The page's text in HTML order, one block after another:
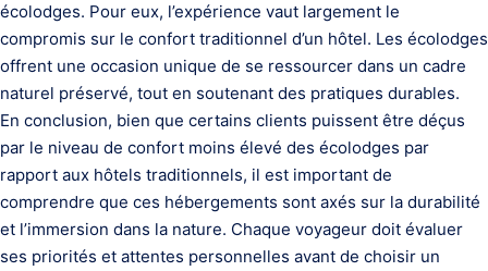
écolodges. Pour eux, l’expérience vaut largement le
compromis sur le confort traditionnel d’un hôtel. Les écolodges
offrent une occasion unique de se ressourcer dans un cadre
naturel préservé, tout en soutenant des pratiques durables.
En conclusion, bien que certains clients puissent être déçus
par le niveau de confort moins élevé des écolodges par
rapport aux hôtels traditionnels, il est important de
comprendre que ces hébergements sont axés sur la durabilité
et l’immersion dans la nature. Chaque voyageur doit évaluer
ses priorités et attentes personnelles avant de choisir un